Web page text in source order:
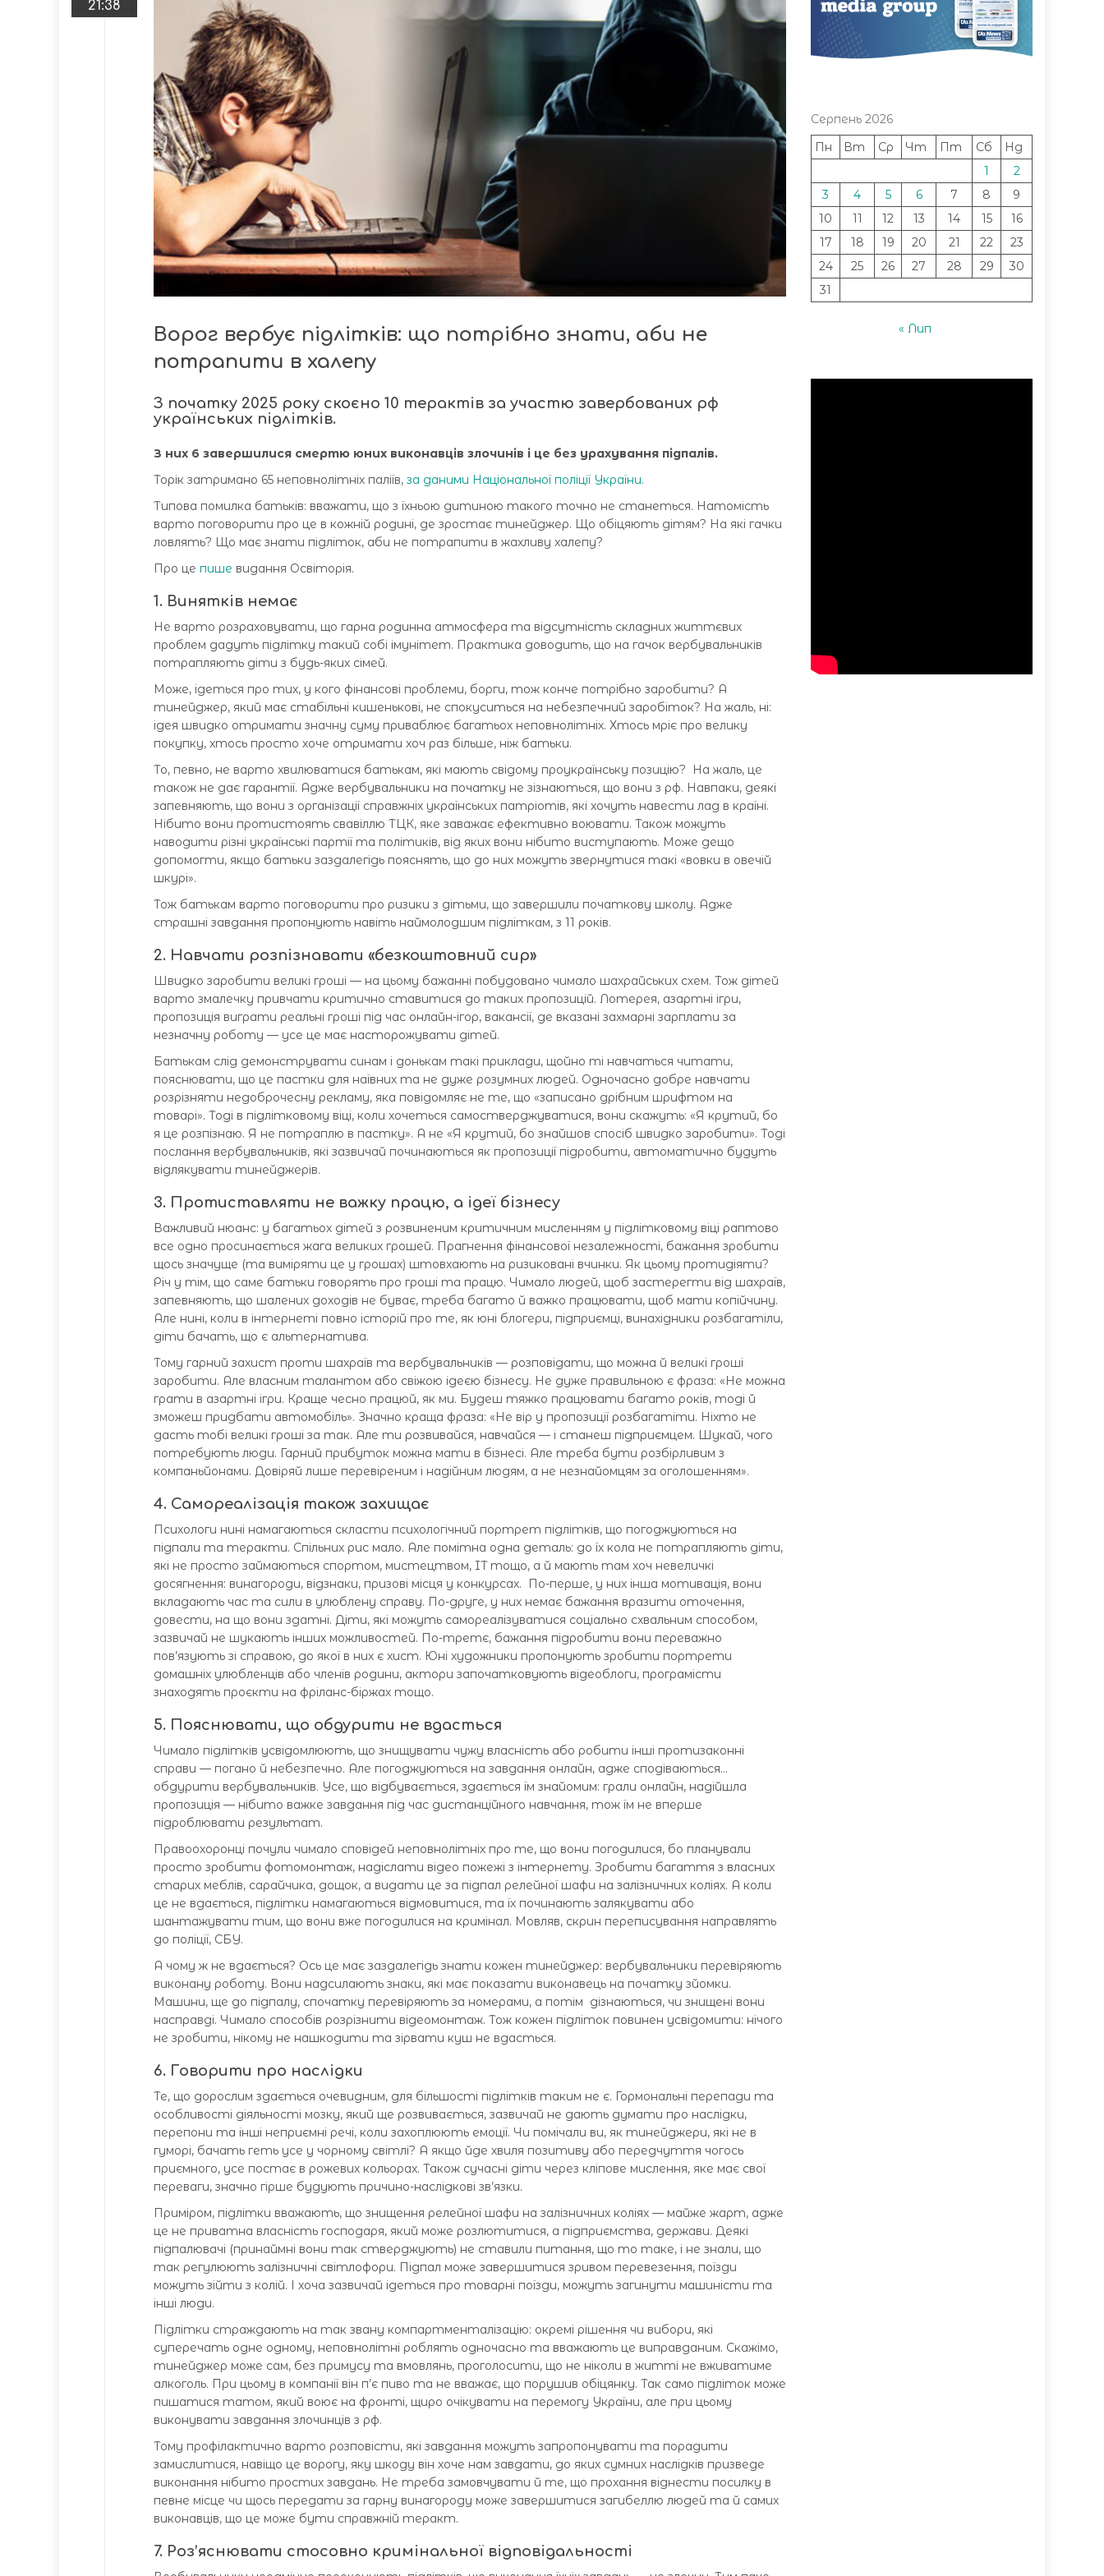
21:38
Ворог вербує підлітків: що потрібно знати, аби не
потрапити в халепу
З початку 2025 року скоєно 10 терактів за участю завербованих рф
українських підлітків.
З них 6 завершилися смертю юних виконавців злочинів і це без урахування підпалів.
Торік затримано 65 неповнолітніх паліїв, за даними Національної поліції України.
Типова помилка батьків: вважати, що з їхньою дитиною такого точно не станеться. Натомість
варто поговорити про це в кожній родині, де зростає тинейджер. Що обіцяють дітям? На які гачки
ловлять? Що має знати підліток, аби не потрапити в жахливу халепу?
Про це пише видання Освіторія.
1. Винятків немає
Не варто розраховувати, що гарна родинна атмосфера та відсутність складних життєвих
проблем дадуть підлітку такий собі імунітет. Практика доводить, що на гачок вербувальників
потрапляють діти з будь-яких сімей.
Може, ідеться про тих, у кого фінансові проблеми, борги, тож конче потрібно заробити? А
тинейджер, який має стабільні кишенькові, не спокуситься на небезпечний заробіток? На жаль, ні:
ідея швидко отримати значну суму приваблює багатьох неповнолітніх. Хтось мріє про велику
покупку, хтось просто хоче отримати хоч раз більше, ніж батьки.
То, певно, не варто хвилюватися батькам, які мають свідому проукраїнську позицію? На жаль, це
також не дає гарантії. Адже вербувальники на початку не зізнаються, що вони з рф. Навпаки, деякі
запевняють, що вони з організації справжніх українських патріотів, які хочуть навести лад в країні.
Нібито вони протистоять свавіллю ТЦК, яке заважає ефективно воювати. Також можуть
наводити різні українські партії та політиків, від яких вони нібито виступають. Може дещо
допомогти, якщо батьки заздалегідь пояснять, що до них можуть звернутися такі «вовки в овечій
шкурі».
Тож батькам варто поговорити про ризики з дітьми, що завершили початкову школу. Адже
страшні завдання пропонують навіть наймолодшим підліткам, з 11 років.
2. Навчати розпізнавати «безкоштовний сир»
Швидко заробити великі гроші — на цьому бажанні побудовано чимало шахрайських схем. Тож дітей
варто змалечку привчати критично ставитися до таких пропозицій. Лотерея, азартні ігри,
пропозиція виграти реальні гроші під час онлайн-ігор, вакансії, де вказані захмарні зарплати за
незначну роботу — усе це має насторожувати дітей.
Батькам слід демонструвати синам і донькам такі приклади, щойно ті навчаться читати,
пояснювати, що це пастки для наївних та не дуже розумних людей. Одночасно добре навчати
розрізняти недоброчесну рекламу, яка повідомляє не те, що «записано дрібним шрифтом на
товарі». Тоді в підлітковому віці, коли хочеться самостверджуватися, вони скажуть: «Я крутий, бо
я це розпізнаю. Я не потраплю в пастку». А не «Я крутий, бо знайшов спосіб швидко заробити». Тоді
послання вербувальників, які зазвичай починаються як пропозиції підробити, автоматично будуть
відлякувати тинейджерів.
3. Протиставляти не важку працю, а ідеї бізнесу
Важливий нюанс: у багатьох дітей з розвиненим критичним мисленням у підлітковому віці раптово
все одно просинається жага великих грошей. Прагнення фінансової незалежності, бажання зробити
щось значуще (та виміряти це у грошах) штовхають на ризиковані вчинки. Як цьому протидіяти?
Річ у тім, що саме батьки говорять про гроші та працю. Чимало людей, щоб застерегти від шахраїв,
запевняють, що шалених доходів не буває, треба багато й важко працювати, щоб мати копійчину.
Але нині, коли в інтернеті повно історій про те, як юні блогери, підприємці, винахідники розбагатіли,
діти бачать, що є альтернатива.
Тому гарний захист проти шахраїв та вербувальників — розповідати, що можна й великі гроші
заробити. Але власним талантом або свіжою ідеєю бізнесу. Не дуже правильною є фраза: «Не можна
грати в азартні ігри. Краще чесно працюй, як ми. Будеш тяжко працювати багато років, тоді й
зможеш придбати автомобіль». Значно краща фраза: «Не вір у пропозиції розбагатіти. Ніхто не
дасть тобі великі гроші за так. Але ти розвивайся, навчайся — і станеш підприємцем. Шукай, чого
потребують люди. Гарний прибуток можна мати в бізнесі. Але треба бути розбірливим з
компаньйонами. Довіряй лише перевіреним і надійним людям, а не незнайомцям за оголошенням».
4. Самореалізація також захищає
Психологи нині намагаються скласти психологічний портрет підлітків, що погоджуються на
підпали та теракти. Спільних рис мало. Але помітна одна деталь: до їх кола не потрапляють діти,
які не просто займаються спортом, мистецтвом, IT тощо, а й мають там хоч невеличкі
досягнення: винагороди, відзнаки, призові місця у конкурсах. По-перше, у них інша мотивація, вони
вкладають час та сили в улюблену справу. По-друге, у них немає бажання вразити оточення,
довести, на що вони здатні. Діти, які можуть самореалізуватися соціально схвальним способом,
зазвичай не шукають інших можливостей. По-третє, бажання підробити вони переважно
пов’язують зі справою, до якої в них є хист. Юні художники пропонують зробити портрети
домашніх улюбленців або членів родини, актори започатковують відеоблоги, програмісти
знаходять проєкти на фріланс-біржах тощо.
5. Пояснювати, що обдурити не вдасться
Чимало підлітків усвідомлюють, що знищувати чужу власність або робити інші протизаконні
справи — погано й небезпечно. Але погоджуються на завдання онлайн, адже сподіваються…
обдурити вербувальників. Усе, що відбувається, здається їм знайомим: грали онлайн, надійшла
пропозиція — нібито важке завдання під час дистанційного навчання, тож їм не вперше
підроблювати результат.
Правоохоронці почули чимало сповідей неповнолітніх про те, що вони погодилися, бо планували
просто зробити фотомонтаж, надіслати відео пожежі з інтернету. Зробити багаття з власних
старих меблів, сарайчика, дощок, а видати це за підпал релейної шафи на залізничних коліях. А коли
це не вдається, підлітки намагаються відмовитися, та їх починають залякувати або
шантажувати тим, що вони вже погодилися на кримінал. Мовляв, скрин переписування направлять
до поліції, СБУ.
А чому ж не вдається? Ось це має заздалегідь знати кожен тинейджер: вербувальники перевіряють
виконану роботу. Вони надсилають знаки, які має показати виконавець на початку зйомки.
Машини, ще до підпалу, спочатку перевіряють за номерами, а потім дізнаються, чи знищені вони
насправді. Чимало способів розрізнити відеомонтаж. Тож кожен підліток повинен усвідомити: нічого
не зробити, нікому не нашкодити та зірвати куш не вдасться.
6. Говорити про наслідки
Те, що дорослим здається очевидним, для більшості підлітків таким не є. Гормональні перепади та
особливості діяльності мозку, який ще розвивається, зазвичай не дають думати про наслідки,
перепони та інші неприємні речі, коли захоплюють емоції. Чи помічали ви, як тинейджери, які не в
гуморі, бачать геть усе у чорному світлі? А якщо йде хвиля позитиву або передчуття чогось
приємного, усе постає в рожевих кольорах. Також сучасні діти через кліпове мислення, яке має свої
переваги, значно гірше будують причино-наслідкові зв’язки.
Приміром, підлітки вважають, що знищення релейної шафи на залізничних коліях — майже жарт, адже
це не приватна власність господаря, який може розлютитися, а підприємства, держави. Деякі
підпалювачі (принаймні вони так стверджують) не ставили питання, що то таке, і не знали, що
так регулюють залізничні світлофори. Підпал може завершитися зривом перевезення, поїзди
можуть зійти з колій. І хоча зазвичай ідеться про товарні поїзди, можуть загинути машиністи та
інші люди.
Підлітки страждають на так звану компартменталізацію: окремі рішення чи вибори, які
суперечать одне одному, неповнолітні роблять одночасно та вважають це виправданим. Скажімо,
тинейджер може сам, без примусу та вмовлянь, проголосити, що не ніколи в житті не вживатиме
алкоголь. При цьому в компанії він п’є пиво та не вважає, що порушив обіцянку. Так само підліток може
пишатися татом, який воює на фронті, щиро очікувати на перемогу України, але при цьому
виконувати завдання злочинців з рф.
Тому профілактично варто розповісти, які завдання можуть запропонувати та порадити
замислитися, навіщо це ворогу, яку шкоду він хоче нам завдати, до яких сумних наслідків призведе
виконання нібито простих завдань. Не треба замовчувати й те, що прохання віднести посилку в
певне місце чи щось передати за гарну винагороду може завершитися загибеллю людей та й самих
виконавців, що це може бути справжній теракт.
7. Роз’яснювати стосовно кримінальної відповідальності
Серпень 2026
Пн
Вт Ср Чт Пт Сб
Нд
1
2
3
4 5 6 7 8
9
10
11 12 13 14 15
16
17
18 19 20 21 22
23
24
25 26 27 28 29
30
31
« Лип